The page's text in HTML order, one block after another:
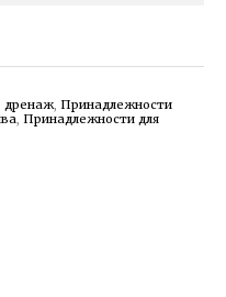
дренаж, Принадлежности
, Принадлежности для